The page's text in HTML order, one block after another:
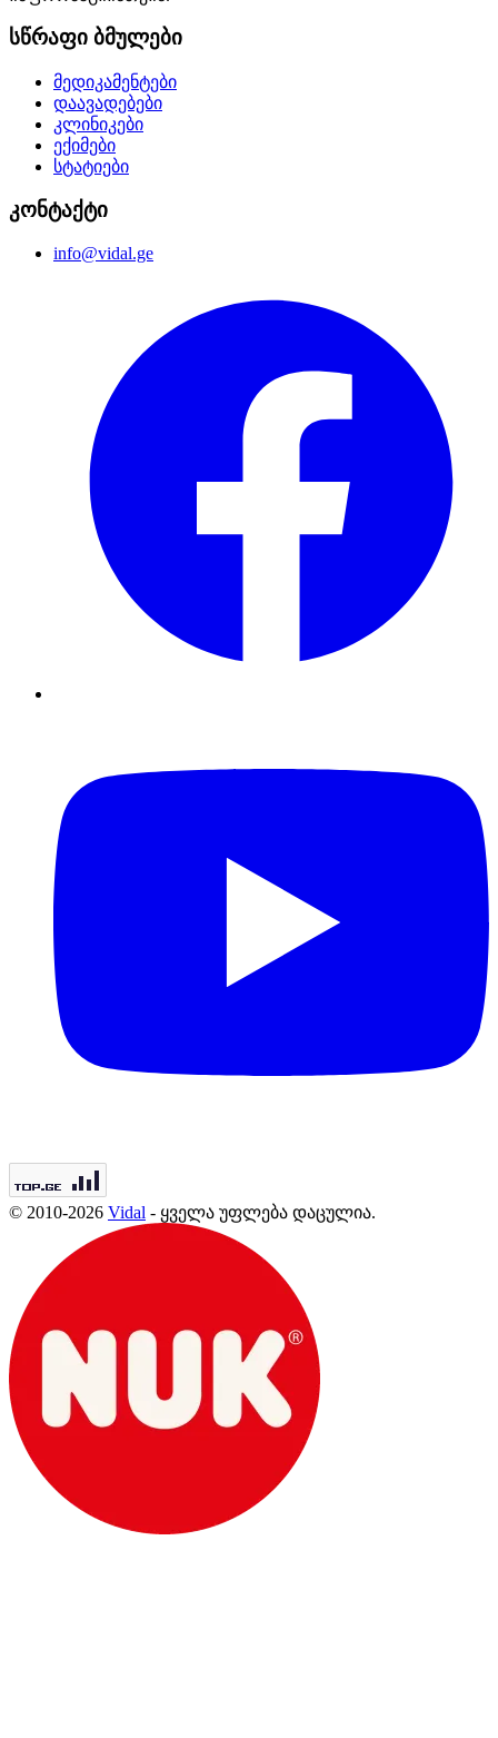
სწრაფი ბმულები
მედიკამენტები
დაავადებები
კლინიკები
ექიმები
სტატიები
კონტაქტი
info@vidal.ge
© 2010-2026 Vidal - ყველა უფლება დაცულია.